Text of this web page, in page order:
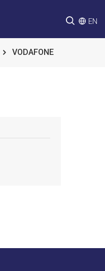
EN
VODAFONE